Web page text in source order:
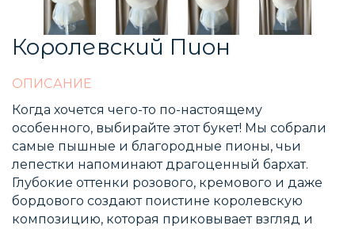
Королевский Пион
ОПИСАНИЕ
Когда хочется чего-то по-настоящему
особенного, выбирайте этот букет! Мы собрали
самые пышные и благородные пионы, чьи
лепестки напоминают драгоценный бархат.
Глубокие оттенки розового, кремового и даже
бордового создают поистине королевскую
композицию, которая приковывает взгляд и